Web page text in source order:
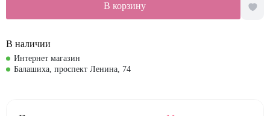
В корзину
В наличии
Интернет магазин
Балашиха, проспект Ленина, 74